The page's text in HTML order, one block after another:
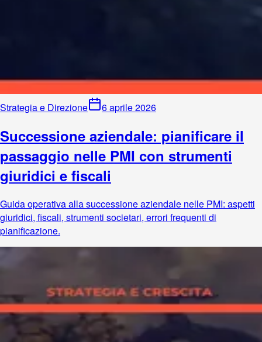
Strategia e Direzione 6 aprile 2026
Successione aziendale: pianificare il
passaggio nelle PMI con strumenti
giuridici e fiscali
Guida operativa alla successione aziendale nelle PMI: aspetti
giuridici, fiscali, strumenti societari, errori frequenti di
pianificazione.